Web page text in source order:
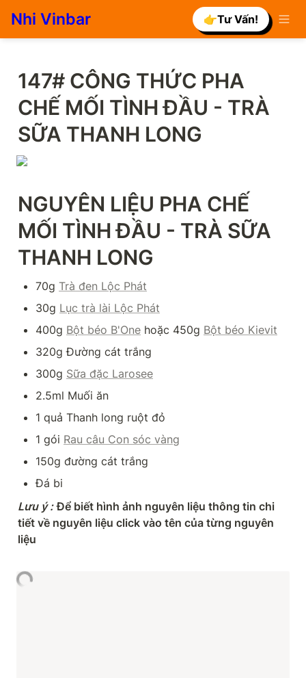
Nhi Vinbar 👉Tư Vấn!
147# CÔNG THỨC PHA
CHẾ MỐI TÌNH ĐẦU - TRÀ
SỮA THANH LONG
NGUYÊN LIỆU PHA CHẾ
MỐI TÌNH ĐẦU - TRÀ SỮA
THANH LONG
70g Trà đen Lộc Phát
30g Lục trà lài Lộc Phát
400g Bột béo B'One hoặc 450g Bột béo Kievit
320g Đường cát trắng
300g Sữa đặc Larosee
2.5ml Muối ăn
1 quả Thanh long ruột đỏ
1 gói Rau câu Con sóc vàng
150g đường cát trắng
Đá bi
Lưu ý : Để biết hình ảnh nguyên liệu thông tin chi
tiết về nguyên liệu click vào tên của từng nguyên
liệu